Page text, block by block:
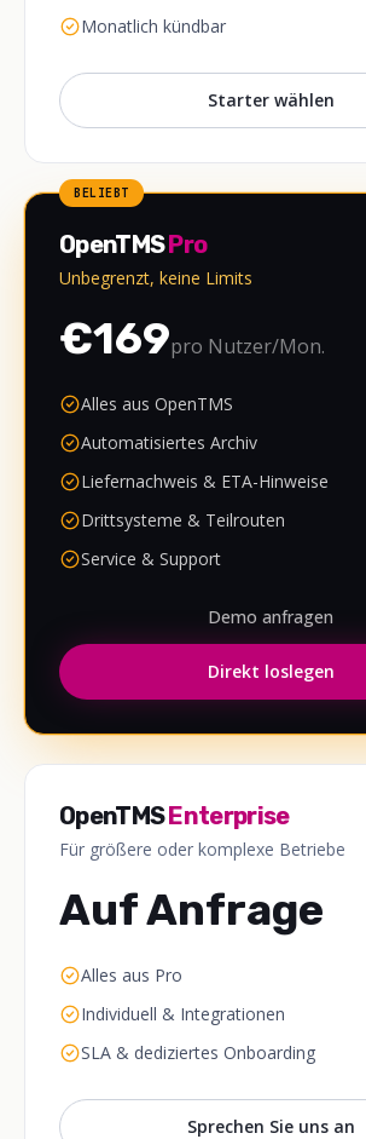
Monatlich kündbar
Starter wählen
BELIEBT
OpenTMSPro
Unbegrenzt, keine Limits
€169pro Nutzer/Mon.
Alles aus OpenTMS
Automatisiertes Archiv
Liefernachweis & ETA-Hinweise
Drittsysteme & Teilrouten
Service & Support
Demo anfragen
Direkt loslegen
OpenTMSEnterprise
Für größere oder komplexe Betriebe
Auf Anfrage
Alles aus Pro
Individuell & Integrationen
SLA & dediziertes Onboarding
Sprechen Sie uns an